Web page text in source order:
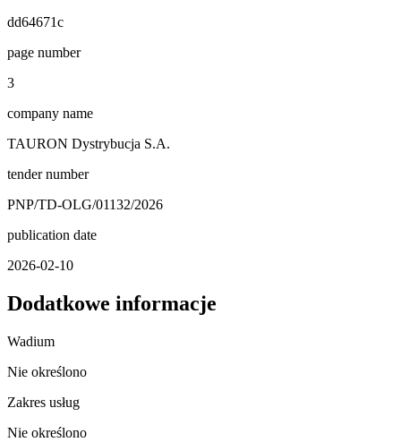
dd64671c
page number
3
company name
TAURON Dystrybucja S.A.
tender number
PNP/TD-OLG/01132/2026
publication date
2026-02-10
Dodatkowe informacje
Wadium
Nie określono
Zakres usług
Nie określono